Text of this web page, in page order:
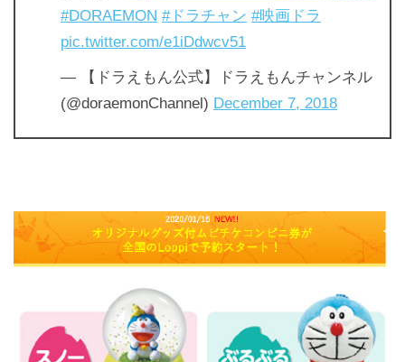
#DORAEMON #ドラチャン #映画ドラ
pic.twitter.com/e1iDdwcv51
— 【ドラえもん公式】ドラえもんチャンネル
(@doraemonChannel) December 7, 2018